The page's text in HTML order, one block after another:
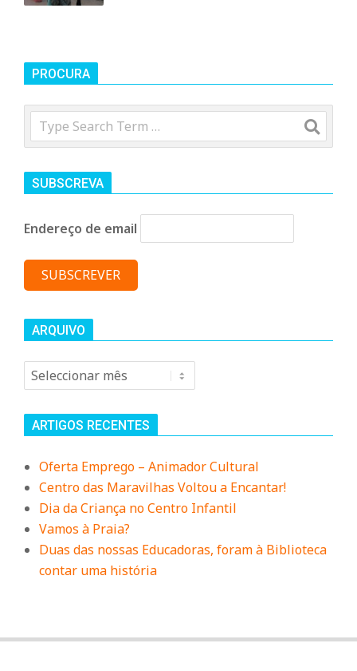
n
d
e
PROCURA
Search
SUBSCREVA
Endereço de email
ARQUIVO
Arquivo
ARTIGOS RECENTES
Oferta Emprego – Animador Cultural
Centro das Maravilhas Voltou a Encantar!
Dia da Criança no Centro Infantil
Vamos à Praia?
Duas das nossas Educadoras, foram à Biblioteca
contar uma história